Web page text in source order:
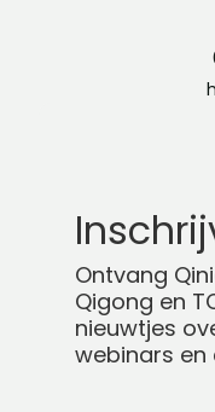
Ontvang
Qigong en
nieuwtjes
webinars en